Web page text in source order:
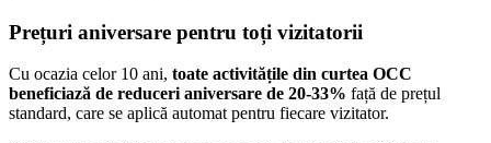
Prețuri aniversare pentru toți vizitatorii
Cu ocazia celor 10 ani, toate activitățile din curtea OCC
beneficiază de reduceri aniversare de 20-33% față de prețul
standard, care se aplică automat pentru fiecare vizitator.